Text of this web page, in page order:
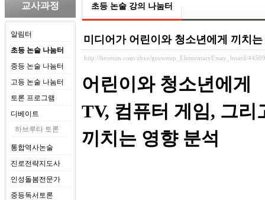
교사과정
알림터
초등 논술 나눔터
중등 논술 나눔터
고등 논술 나눔터
토론 프로그램
디베이트
하브루타 토론
통합역사논술
진로전략지도사
인성돌봄전문가
중등독서토론
초등 논술 강의 나눔터
미디어가 어린이와 청소년에게 끼치
http://heorum.com/zbxe/grownup_ElementaryEssay_board/44509
어린이와 청소년에게
TV, 컴퓨터 게임, 그리
끼치는 영향 분석